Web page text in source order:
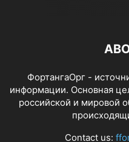
ФортангаОрг -
информации. Основная
российской и мировой
Contact us: